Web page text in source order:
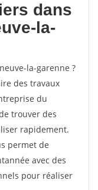
dans
la-
la-garenne ?
des travaux
du
trouver des
rapidement.
permet de
avec des
pour réaliser